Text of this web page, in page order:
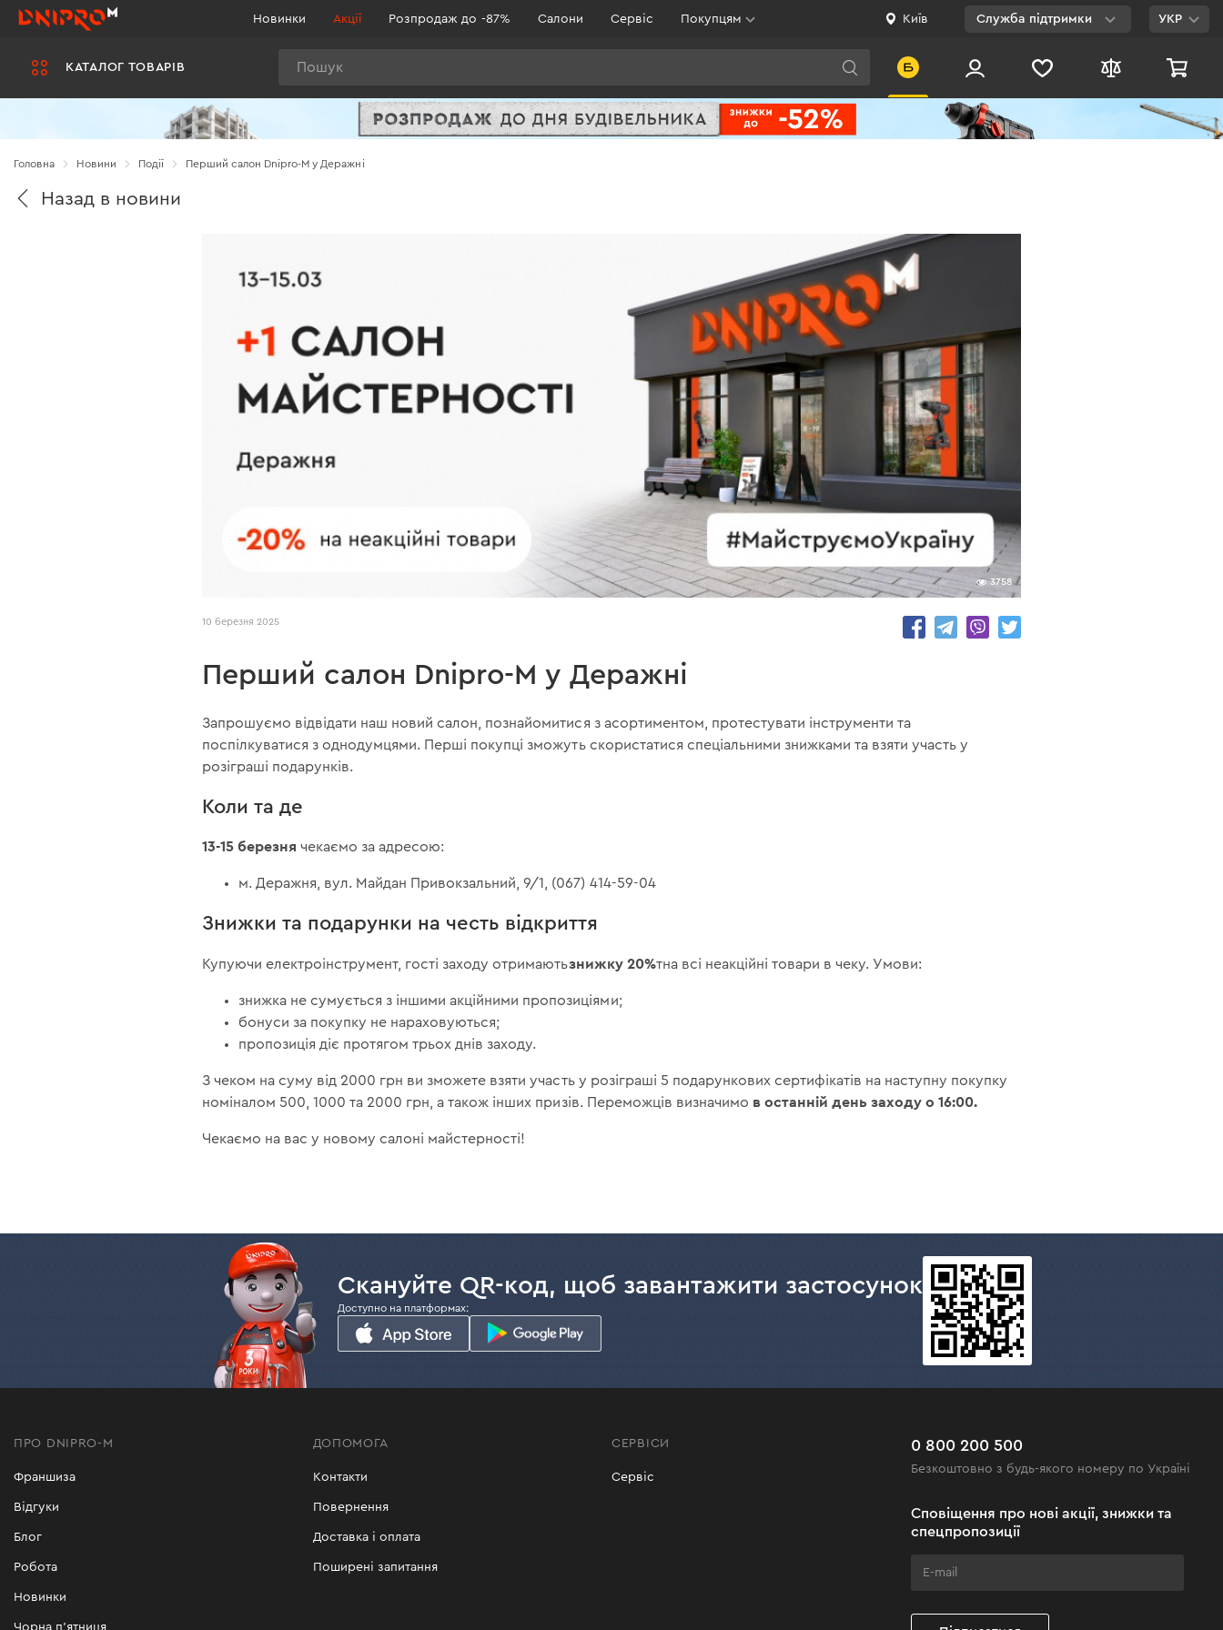
КАТАЛОГ ТОВАРІВ
Новинки Акції Розпродаж до -87% Салони Сервіс Покупцям Київ Служба підтримки
Viber
УКР
Головна Новини Події Перший салон Dnipro-M у Деражні
Назад в новини
3758
10 березня 2025
Перший салон Dnipro-M у Деражні
Запрошуємо відвідати наш новий салон, познайомитися з асортиментом, протестувати інструменти та
поспілкуватися з однодумцями. Перші покупці зможуть скористатися спеціальними знижками та взяти участь у
розіграші подарунків.
Коли та де
13-15 березнячекаємо за адресою:
м. Деражня, вул. Майдан Привокзальний, 9/1, (067) 414-59-04
Знижки та подарунки на честь відкриття
Купуючи електроінструмент, гості заходу отримаютьзнижку 20%тна всі неакційні товари в чеку. Умови:
знижка не сумується з іншими акційними пропозиціями;
бонуси за покупку не нараховуються;
пропозиція діє протягом трьох днів заходу.
З чеком на суму від 2000 грн ви зможете взяти участь у розіграші 5 подарункових сертифікатів на наступну покупку
номіналом 500, 1000 та 2000 грн, а також інших призів. Переможців визначимо в останній день заходу о 16:00.
Чекаємо на вас у новому салоні майстерності!
Скануйте QR-код, щоб завантажити застосунок
Доступно на платформах:
ПРО DNIPRO-M
Франшиза
Відгуки
Блог
Робота
Новинки
Чорна п'ятниця
ДОПОМОГА
Контакти
Повернення
Доставка і оплата
Поширені запитання
СЕРВІСИ
Сервіс
0 800 200 500
Безкоштовно з будь-якого номеру по Україні
Сповіщення про нові акції, знижки та
спецпропозиції